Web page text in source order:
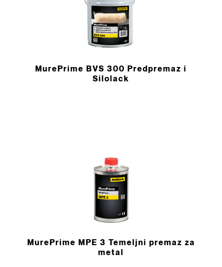
MurePrime BVS 300 Predpremaz i
Silolack
MurePrime MPE 3 Temeljni premaz za
metal